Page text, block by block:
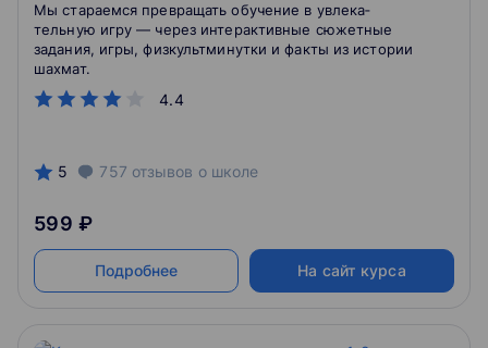
4.4
Мы стараемся превращать обучение в увлека­
тельную игру — через интерактивные сюжетные
задания, игры, физкультминутки и факты из истории
шахмат.
5 757 отзывов о школе
599 ₽
Подробнее На сайт курса